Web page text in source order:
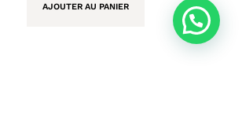
AJOUTER AU PANIER